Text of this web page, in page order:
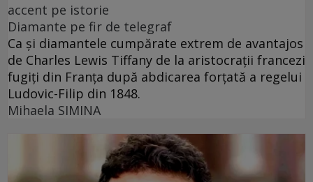
accent pe istorie
Diamante pe fir de telegraf
Ca și diamantele cumpărate extrem de avantajos
de Charles Lewis Tiffany de la aristocrații francezi
fugiți din Franța după abdicarea forțată a regelui
Ludovic-Filip din 1848.
Mihaela SIMINA